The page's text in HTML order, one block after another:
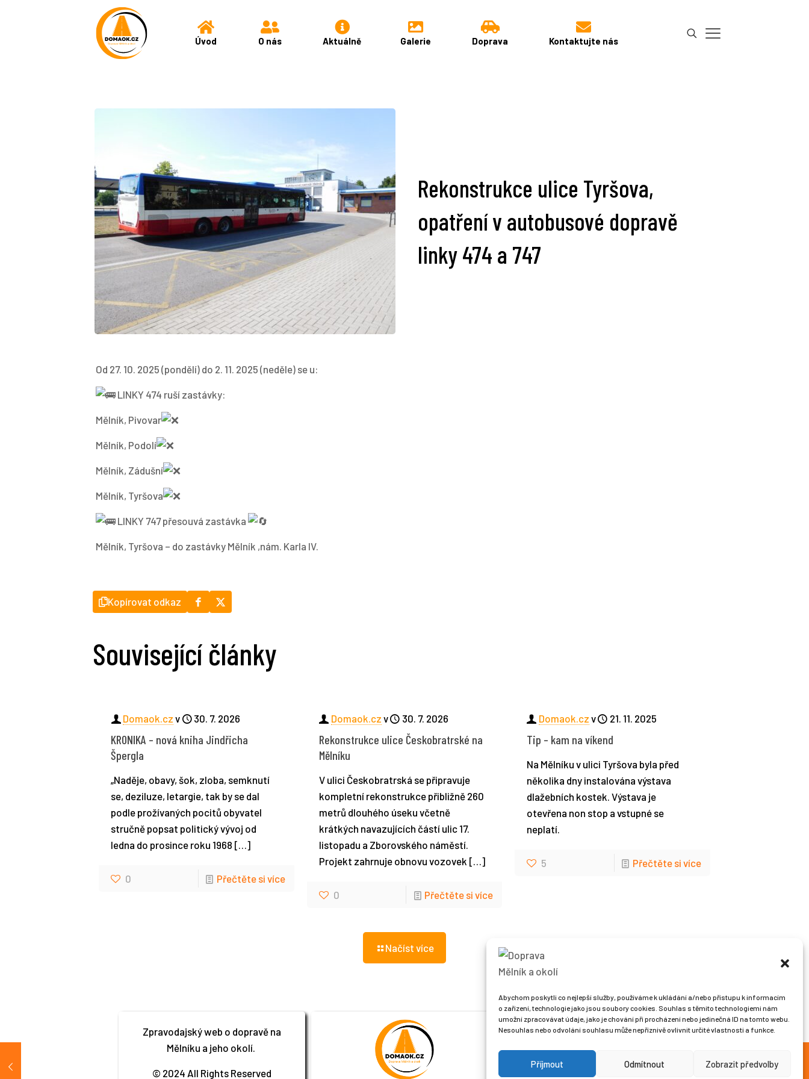
Abychom poskytli co nejlepší služby, používáme k ukládání a/nebo přístupu k informacím
o zařízení, technologie jako jsou soubory cookies. Souhlas s těmito technologiemi nám
umožní zpracovávat údaje, jako je chování při procházení nebo jedinečná ID na tomto webu.
Nesouhlas nebo odvolání souhlasu může nepříznivě ovlivnit určité vlastnosti a funkce.
Příjmout Odmítnout Zobrazit předvolby
Úvod O nás Aktuálně Galerie Doprava Kontaktujte nás
Rekonstrukce ulice Tyršova,
opatření v autobusové dopravě
linky 474 a 747
Od 27. 10. 2025 (pondělí) do 2. 11. 2025 (neděle) se u:
LINKY 474 ruší zastávky:
Mělník, Pivovar
Mělník, Podolí
Mělník, Zádušní
Mělník, Tyršova
LINKY 747 přesouvá zastávka
Mělník, Tyršova – do zastávky Mělník ,nám. Karla IV.
Kopírovat odkaz
Související články
Domaok.cz v 30. 7. 2026
KRONIKA – nová kniha Jindřicha
Špergla
„Naděje, obavy, šok, zloba, semknutí
se, deziluze, letargie, tak by se dal
podle prožívaných pocitů obyvatel
stručně popsat politický vývoj od
ledna do prosince roku 1968 […]
0 Přečtěte si více
Domaok.cz v 30. 7. 2026
Rekonstrukce ulice Českobratrské na
Mělníku
V ulici Českobratrská se připravuje
kompletní rekonstrukce přibližně 260
metrů dlouhého úseku včetně
krátkých navazujících částí ulic 17.
listopadu a Zborovského náměstí.
Projekt zahrnuje obnovu vozovek […]
0 Přečtěte si více
Domaok.cz v 21. 11. 2025
Tip – kam na víkend
Na Mělníku v ulici Tyršova byla před
několika dny instalována výstava
dlažebních kostek. Výstava je
otevřena non stop a vstupné se
neplatí.
5 Přečtěte si více
Načíst více
Zpravodajský web o dopravě na
Mělníku a jeho okolí.
© 2024 All Rights Reserved
Sledujte nás na sociálních sítích